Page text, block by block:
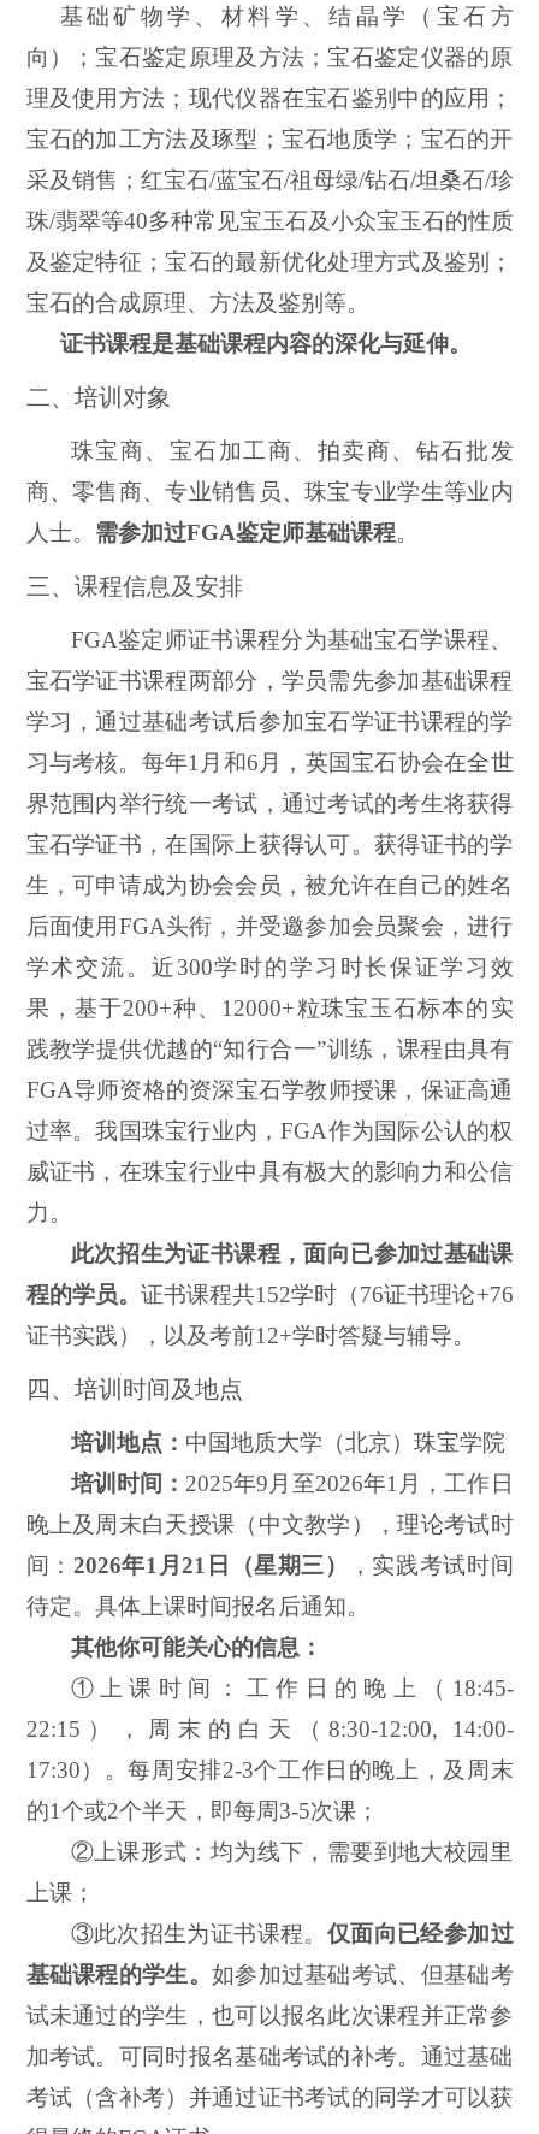
基础矿物学、材料学、结晶学（宝石方
向）；宝石鉴定原理及方法；宝石鉴定仪器的原
理及使用方法；现代仪器在宝石鉴别中的应用；
宝石的加工方法及琢型；宝石地质学；宝石的开
采及销售；红宝石/蓝宝石/祖母绿/钻石/坦桑石/珍
珠/翡翠等40多种常见宝玉石及小众宝玉石的性质
及鉴定特征；宝石的最新优化处理方式及鉴别；
宝石的合成原理、方法及鉴别等。
证书课程是基础课程内容的深化与延伸。
二、培训对象
珠宝商、 宝石加工商、 拍卖商、 钻石批发
商、 零售商、专业销售员、珠宝专业学生等业内
人士。 需参加过FGA鉴定师基础课程。
三、课程信息及安排
FGA鉴定师证书课程分为基础宝石学课程、
宝石学证书课程两部分，学员需先参加基础课程
学习，通过基础考试后参加宝石学证书课程的学
习与考核。 每年1月和6月，英国宝石协会在全世
界范围内举行统一考试，通过考试的考生将获得
宝石学证书，在国际上获得认可。获得证书的学
生，可申请成为协会会员，被允许在自己的姓名
后面使用FGA头衔，并受邀参加会员聚会，进行
学术交流。近300学时的学习时长保证学习效
果，基于200+种、12000+粒珠宝玉石标本的实
践教学提供优越的“知行合一”训练，课程由具有
FGA导师资格的资深宝石学教师授课，保证高通
过率。我国珠宝行业内，FGA作为国际公认的权
威证书，在珠宝行业中具有极大的影响力和公信
力。
此次招生为证书课程，面向已参加过基础课
程的学员。 证书课程共152学时（76证书理论+76
证书实践），以及考前12+学时答疑与辅导。
四、培训时间及地点
培训地点： 中国地质大学（北京）珠宝学院
培训时间： 2025年9 月至2026年1 月，工作日
晚上及周末白天授课（中文教学），理论考试时
间： 2026年1 月21 日 （星期三 ） ， 实践考试时间
待定。 具体上课时间报名后通知。
其他你可能关心的信息：
①上课时间：工作日的晚上（18:45-
22:15），周末的白天（8:30-12:00, 14:00-
17:30）。每周安排2-3个工作日的晚上，及周末
的1个或2个半天，即每周3-5次课；
②上课形式：均为线下，需要到地大校园里
上课；
③此次招生为证书课程。 仅面向已经参加过
基础课程的学生。 如参加过基础考试、但基础考
试未通过的学生，也可以报名此次课程并正常参
加考试。可同时报名基础考试的补考。通过基础
考试（含补考）并通过证书考试的同学才可以获